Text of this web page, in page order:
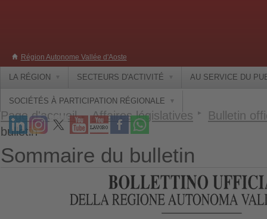
Région Autonome Vallée d'Aoste
LA RÉGION SECTEURS D'ACTIVITÉ AU SERVICE DU
SOCIÉTÉS À PARTICIPATION RÉGIONALE
Page d'accueil Affaires législatives
Bulletin
bulletin
Sommaire du bulletin